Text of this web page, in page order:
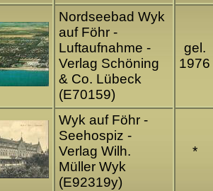
Nordseebad Wyk
auf Föhr -
Luftaufnahme -
Verlag Schöning
& Co. Lübeck
(E70159)
gel.
1976
Wyk auf Föhr -
Seehospiz -
Verlag Wilh.
Müller Wyk
(E92319y)
*